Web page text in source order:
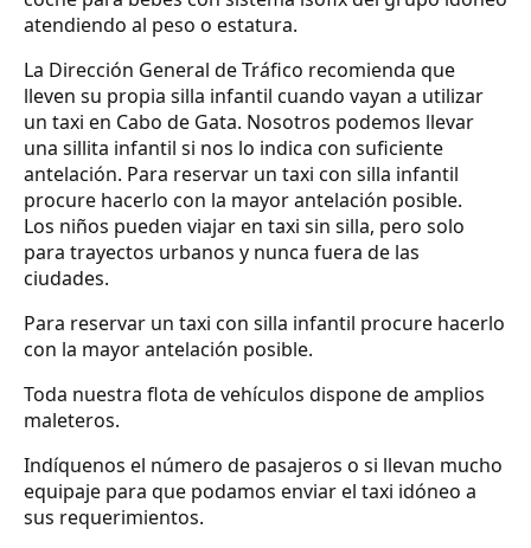
atendiendo al peso o estatura.
La Dirección General de Tráfico recomienda que
lleven su propia silla infantil cuando vayan a utilizar
un taxi en Cabo de Gata. Nosotros podemos llevar
una sillita infantil si nos lo indica con suficiente
antelación. Para reservar un taxi con silla infantil
procure hacerlo con la mayor antelación posible.
Los niños pueden viajar en taxi sin silla, pero solo
para trayectos urbanos y nunca fuera de las
ciudades.
Para reservar un taxi con silla infantil procure hacerlo
con la mayor antelación posible.
Toda nuestra flota de vehículos dispone de amplios
maleteros.
Indíquenos el número de pasajeros o si llevan mucho
equipaje para que podamos enviar el taxi idóneo a
sus requerimientos.